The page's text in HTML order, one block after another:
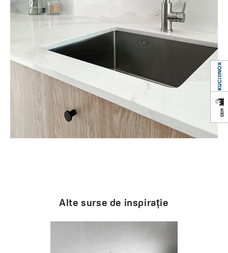
Alte surse de inspirație